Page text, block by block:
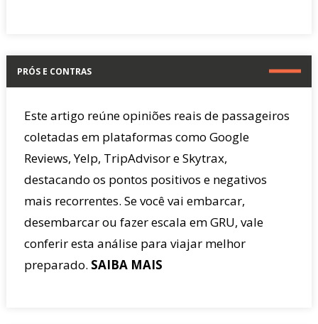
PRÓS E CONTRAS
Este artigo reúne opiniões reais de passageiros
coletadas em plataformas como Google
Reviews, Yelp, TripAdvisor e Skytrax,
destacando os pontos positivos e negativos
mais recorrentes. Se você vai embarcar,
desembarcar ou fazer escala em GRU, vale
conferir esta análise para viajar melhor
preparado. SAIBA MAIS